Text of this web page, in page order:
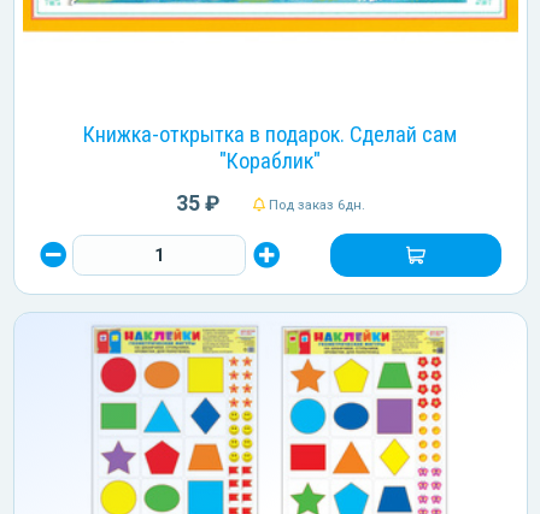
Книжка-открытка в подарок. Сделай сам
"Кораблик"
35 ₽ Под заказ 6дн.